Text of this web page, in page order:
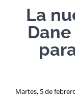
La
Martes, 5 de